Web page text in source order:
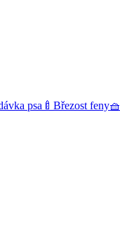
psa 🍼 Březost feny🧺